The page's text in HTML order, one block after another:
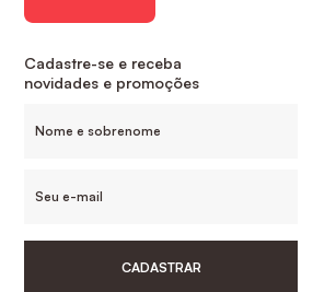
Cadastre-se e receba
novidades e promoções
CADASTRAR